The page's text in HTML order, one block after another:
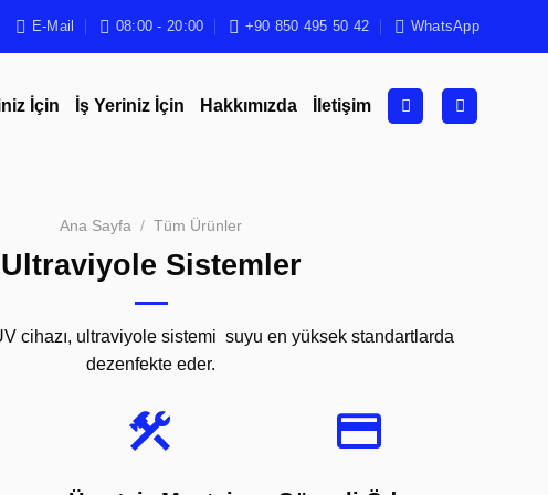
E-Mail 08:00 - 20:00 +90 850 495 50 42 WhatsApp
İçin İş Yeriniz İçin Hakkımızda İletişim
Ana Sayfa / Tüm Ürünler
Ultraviyole Sistemler
cihazı, ultraviyole sistemi suyu en yüksek standartlarda
dezenfekte eder.